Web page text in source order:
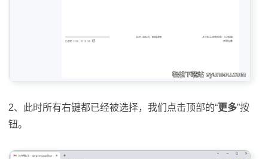
2、此时所有右键都已经被选择，我们点击顶部的“更多”按
钮。